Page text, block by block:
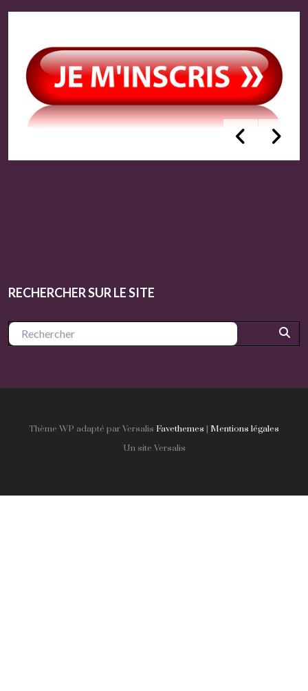
RECHERCHER SUR LE SITE
Thème WP adapté par Versalis Favethemes | Mentions légales
Un site Versalis